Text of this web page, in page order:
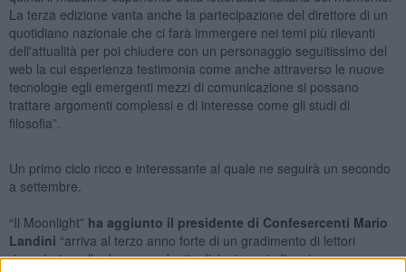
La terza edizione vanta anche la partecipazione del direttore di un
quotidiano nazionale che ci farà immergere nei temi più rilevanti
dell'attualità per poi chiudere con un personaggio seguitissimo del
web la cui esperienza testimonia come anche attraverso le nuove
tecnologie egli emergenti mezzi di comunicazione si possano
trattare argomenti complessi e di interesse come gli studi di
filosofia”.
Un primo ciclo ricco e interessante al quale ne seguirà un secondo
a settembre.
“Il Moonlight” ha aggiunto il presidente di Confesercenti Mario
Landini “arriva al terzo anno forte di un gradimento di lettori
riscontrato nelle due precedenti edizioni e quindi maturo per